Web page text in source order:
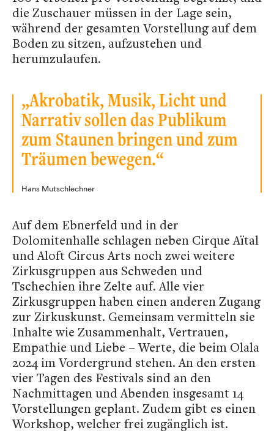
die Zuschauer müssen in der Lage sein,
während der gesamten Vorstellung auf dem
Boden zu sitzen, aufzustehen und
herumzulaufen.
„Akrobatik, Musik, Licht und
Narrativ sollen das Publikum
zum Staunen bringen und zum
Träumen bewegen.“
Hans Mutschlechner
Auf dem Ebnerfeld und in der
Dolomitenhalle schlagen neben Cirque Aïtal
und Aloft Circus Arts noch zwei weitere
Zirkusgruppen aus Schweden und
Tschechien ihre Zelte auf. Alle vier
Zirkusgruppen haben einen anderen Zugang
zur Zirkuskunst. Gemeinsam vermitteln sie
Inhalte wie Zusammenhalt, Vertrauen,
Empathie und Liebe – Werte, die beim Olala
2024 im Vordergrund stehen. An den ersten
vier Tagen des Festivals sind an den
Nachmittagen und Abenden insgesamt 14
Vorstellungen geplant. Zudem gibt es einen
Workshop, welcher frei zugänglich ist.